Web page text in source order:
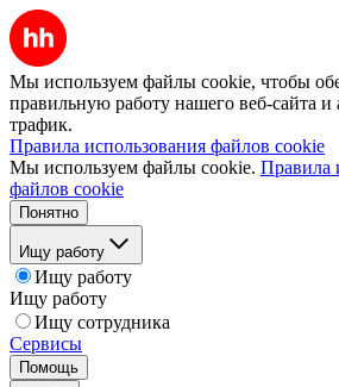
Мы используем файлы cookie, чтобы
правильную работу нашего веб-сайта и
трафик.
Правила использования файлов cookie
Мы используем файлы cookie. Правила
файлов cookie
Понятно
Ищу работу
Ищу работу
Ищу работу
Ищу сотрудника
Сервисы
Помощь